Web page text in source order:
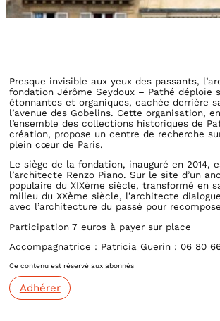
Presque invisible aux yeux des passants,
fondation Jérôme Seydoux – Pathé déploie
étonnantes et organiques, cachée derrière
l’avenue des Gobelins. Cette organisation,
l’ensemble des collections historiques de
création, propose un centre de recherche
plein cœur de Paris.
Le siège de la fondation, inauguré en 2014,
l’architecte Renzo Piano. Sur le site d’un
populaire du XIXème siècle, transformé en
milieu du XXème siècle, l’architecte
avec l’architecture du passé pour
Participation 7 euros à payer sur place
Accompagnatrice : Patricia Guerin : 06 80
Ce contenu est réservé aux abonnés
Adhérer